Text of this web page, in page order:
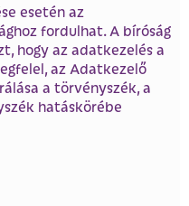
esetén az
fordulhat. A bíróság
hogy az adatkezelés a
az Adatkezelő
a törvényszék, a
hatáskörébe